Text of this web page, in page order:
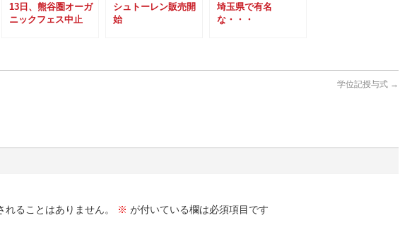
13日、熊谷圏オーガ
ニックフェス中止
シュトーレン販売開
始
埼玉県で有名
な・・・
学位記授与式 →
れることはありません。 ※ が付いている欄は必須項目です